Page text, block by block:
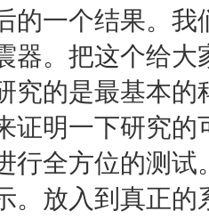
的一个结果。
器。把这个给
究的是最基本
证明一下研究
行全方位的测
。放入到真正